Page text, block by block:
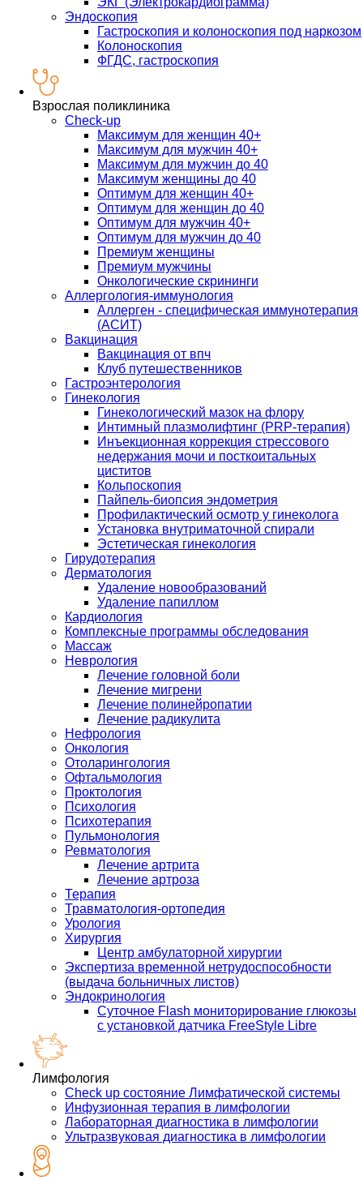
Эндоскопия
Гастроскопия и колоноскопия под наркозом
Колоноскопия
ФГДС, гастроскопия
Взрослая поликлиника
Check-up
Максимум для женщин 40+
Максимум для мужчин 40+
Максимум для мужчин до 40
Максимум женщины до 40
Оптимум для женщин 40+
Оптимум для женщин до 40
Оптимум для мужчин 40+
Оптимум для мужчин до 40
Премиум женщины
Премиум мужчины
Онкологические скрининги
Аллергология-иммунология
Аллерген - специфическая иммунотерапия
(АСИТ)
Вакцинация
Вакцинация от впч
Клуб путешественников
Гастроэнтерология
Гинекология
Гинекологический мазок на флору
Интимный плазмолифтинг (PRP-терапия)
Инъекционная коррекция стрессового
недержания мочи и посткоитальных
циститов
Кольпоскопия
Пайпель-биопсия эндометрия
Профилактический осмотр у гинеколога
Установка внутриматочной спирали
Эстетическая гинекология
Гирудотерапия
Дерматология
Удаление новообразований
Удаление папиллом
Кардиология
Комплексные программы обследования
Массаж
Неврология
Лечение головной боли
Лечение мигрени
Лечение полинейропатии
Лечение радикулита
Нефрология
Онкология
Отоларингология
Офтальмология
Проктология
Психология
Психотерапия
Пульмонология
Ревматология
Лечение артрита
Лечение артроза
Терапия
Травматология-ортопедия
Урология
Хирургия
Центр амбулаторной хирургии
Экспертиза временной нетрудоспособности
(выдача больничных листов)
Эндокринология
Суточное Flash мониторирование глюкозы
с установкой датчика FreeStyle Libre
Лимфология
Check up состояние Лимфатической системы
Инфузионная терапия в лимфологии
Лабораторная диагностика в лимфологии
Ультразвуковая диагностика в лимфологии